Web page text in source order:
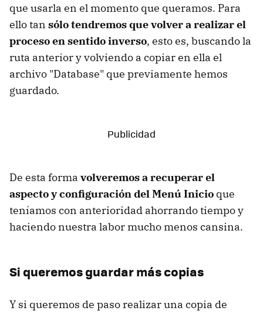
que usarla en el momento que queramos. Para
ello tan sólo tendremos que volver a realizar el
proceso en sentido inverso, esto es, buscando la
ruta anterior y volviendo a copiar en ella el
archivo "Database" que previamente hemos
guardado.
De esta forma volveremos a recuperar el
aspecto y configuración del Menú Inicio que
teníamos con anterioridad ahorrando tiempo y
haciendo nuestra labor mucho menos cansina.
Si queremos guardar más copias
Y si queremos de paso realizar una copia de